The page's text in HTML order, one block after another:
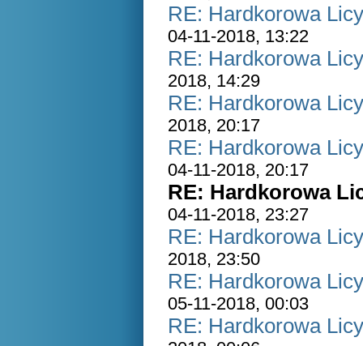
RE: Hardkorowa
04-11-2018, 13:22
RE: Hardkorowa
2018, 14:29
RE: Hardkorowa
2018, 20:17
RE: Hardkorowa
04-11-2018, 20:17
RE: Hardkorowa
04-11-2018, 23:27
RE: Hardkorowa
2018, 23:50
RE: Hardkorowa
05-11-2018, 00:03
RE: Hardkorowa